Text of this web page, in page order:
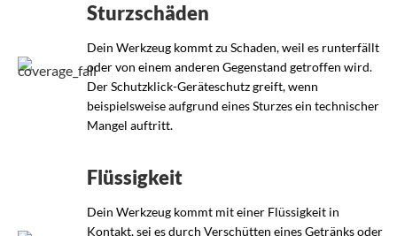
Sturzschäden
Dein Werkzeug kommt zu Schaden, weil es runterfällt
oder von einem anderen Gegenstand getroffen wird.
Der Schutzklick-Geräteschutz greift, wenn
beispielsweise aufgrund eines Sturzes ein technischer
Mangel auftritt.
Flüssigkeit
Dein Werkzeug kommt mit einer Flüssigkeit in
Kontakt, sei es durch Verschütten eines Getränks oder